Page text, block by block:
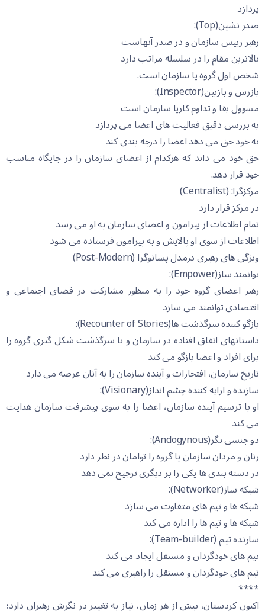
پردازد
صدر نشین(Top):
رهبر رییس سازمان و در صدر آنهاست
بالاترین مقام را در سلسله مراتب دارد
شخص اول گروه یا سازمان است.
بازرس و بازبین(Inspector):
مسوول بقا و تداوم کاریا سازمان است
به بررسی دقیق فعالیت های اعضا می پردازد
به خود حق می دهد اعضا را درجه بندی کند
حق خود می داند که هرکدام از اعضای سازمان را در جایگاه مناسب
خود قرار دهد.
مرکزگرا: (Centralist)
در مرکز قرار دارد
تمام اطلاعات از پیرامون و اعضای سازمان به او می رسد
اطلاعات از سوی او پالایش و به پیرامون فرستاده می شود
ویژگی های رهبری درمدل پسانوگرا (Post-Modern)
توانمند ساز(Empower):
رهبر اعضای گروه خود را به منظور مشارکت در فضای اجتماعی و
اقتصادی توانمند می سازد
بازگو کننده سرگذشت ها(Recounter of Stories):
داستانهای اتفاق افتاده در سازمان و یا سرگذشت شکل گیری گروه را
برای افراد و اعضا بازگو می کند
تاریخ سازمان، افتخارات و آینده سازمان را به آنان عرضه می دارد
سازنده و ارایه کننده چشم انداز(Visionary):
او با ترسیم آینده سازمان، اعضا را به سوی پیشرفت سازمان هدایت
می کند
دو جنسی نگر(Andogynous):
زنان و مردان سازمان یا گروه را توامان در نظر دارد
در دسته بندی ها یکی را بر دیگری ترجیح نمی دهد
شبکه ساز(Networker):
شبکه ها و تیم های متفاوت می سازد
شبکه ها و تیم ها را اداره می کند
سازنده تیم (Team-builder):
تیم های خودگردان و مستقل ایجاد می کند
تیم های خودگردان و مستقل را راهبری می کند
****
اکنون کردستان، بیش از هر زمان، نیاز به تغییر در نگرش رهبران دارد؛